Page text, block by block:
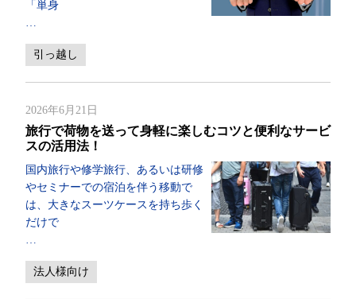
「単身
引っ越し
2026年6月21日
旅行で荷物を送って身軽に楽しむコツと便利なサービ
スの活用法！
国内旅行や修学旅行、あるいは研修
やセミナーでの宿泊を伴う移動で
は、大きなスーツケースを持ち歩く
だけで
法人様向け